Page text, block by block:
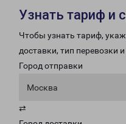
Узнать тариф и
Чтобы узнать тариф,
доставки, тип перевозки и
Город отправки
Москва
⇄